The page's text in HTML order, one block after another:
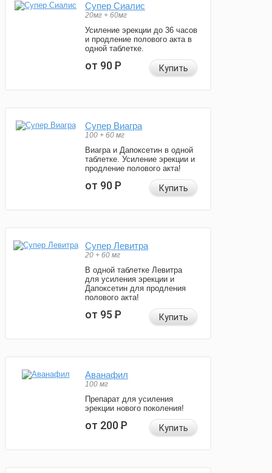
Супер Сиалис
20мг + 60мг
Усиление эрекции до 36 часов
и продление полового акта в
одной таблетке.
от 90Р Купить
Супер Виагра
100 + 60 мг
Виагра и Дапоксетин в одной
таблетке. Усиление эрекции и
продление полового акта!
от 90Р Купить
Супер Левитра
20 + 60 мг
В одной таблетке Левитра
для усиления эрекции и
Дапоксетин для продления
полового акта!
от 95Р Купить
Аванафил
100 мг
Препарат для усиления
эрекции нового поколения!
от 200Р Купить